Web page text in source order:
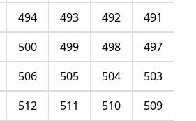
491
492
493
494
497
498
499
500
503
504
505
506
509
510
511
512